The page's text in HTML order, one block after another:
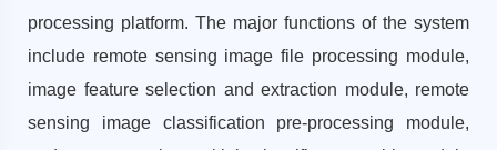
processing platform. The major functions of the system
include remote sensing image file processing module,
image feature selection and extraction module, remote
sensing image classification pre-processing module,